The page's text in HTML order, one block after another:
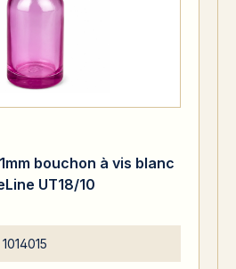
bouchon à vis blanc
UT18/10
1014015